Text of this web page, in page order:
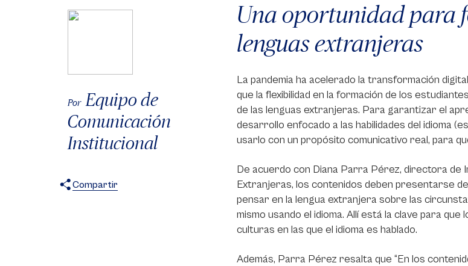
Por Equipo de
Comunicación
Institucional
Compartir
Una oportunidad para
lenguas extranjeras
La pandemia ha acelerado la transformación
que la flexibilidad en la formación de los
de las lenguas extranjeras. Para garantizar el
desarrollo enfocado a las habilidades del idioma
usarlo con un propósito comunicativo real, para
De acuerdo con Diana Parra Pérez, directora de
Extranjeras, los contenidos deben presentarse
pensar en la lengua extranjera sobre las
mismo usando el idioma. Allí está la clave para
culturas en las que el idioma es hablado.
Además, Parra Pérez resalta que “En los